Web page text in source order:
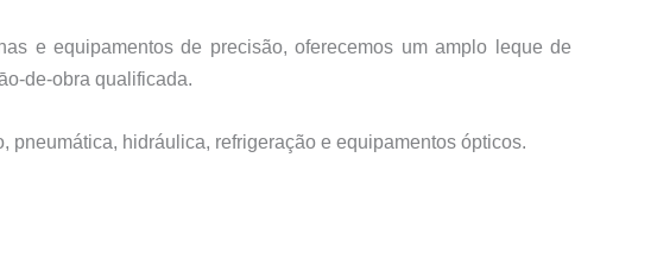
e equipamentos de precisão, oferecemos um amplo leque de
de-obra qualificada.
hidráulica, refrigeração e equipamentos ópticos.